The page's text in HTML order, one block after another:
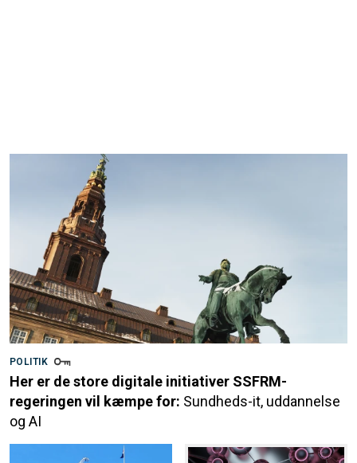
POLITIK
Her er de store digitale initiativer SSFRM-
regeringen vil kæmpe for: Sundheds-it, uddannelse
og AI